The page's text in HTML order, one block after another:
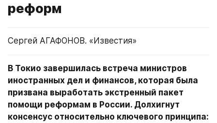
реформ
Сергей АГАФОНОВ. «Известия»
В Токио завершилась встреча министров
иностранных дел и финансов, которая была
призвана выработать экстренный пакет
помощи реформам в России. Долхигнут
консенсус относительно ключевого принципа: